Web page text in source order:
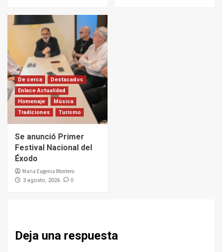
De cerca
Destacados
Enlace Actualidad
Homenaje
Música
Tradiciones
Turismo
Se anunció Primer
Festival Nacional del
Éxodo
Maria Eugenia Montero
3 agosto, 2026 0
Deja una respuesta